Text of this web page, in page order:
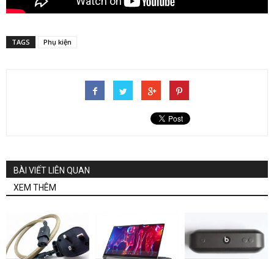
TAGS Phụ kiện
BÀI VIẾT LIÊN QUAN
XEM THÊM